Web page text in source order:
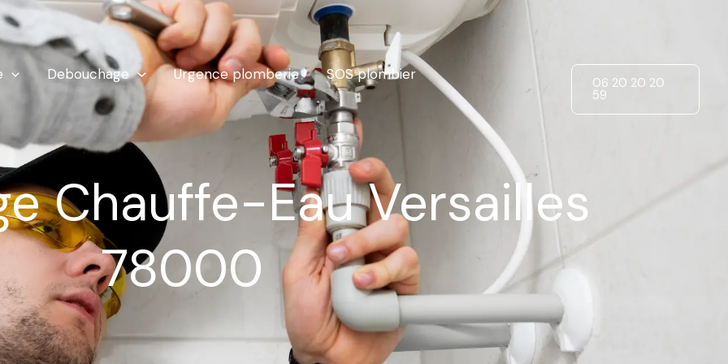
Debouchage Urgence plomberie
SOS plombier
06 20 20 20
59
Chauffe-Eau Versailles
78000